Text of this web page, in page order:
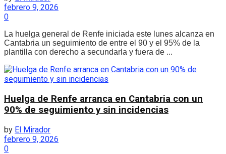
febrero 9, 2026
0
La huelga general de Renfe iniciada este lunes alcanza en
Cantabria un seguimiento de entre el 90 y el 95% de la
plantilla con derecho a secundarla y fuera de ...
Huelga de Renfe arranca en Cantabria con un
90% de seguimiento y sin incidencias
by El Mirador
febrero 9, 2026
0